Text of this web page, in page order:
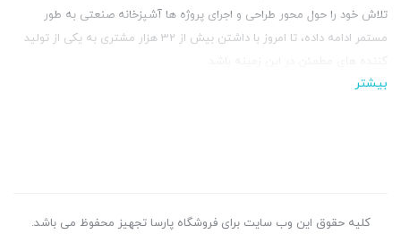
تلاش خود را حول محور طراحی و اجرای پروژه ها آشپزخانه صنعتی به طور
مستمر ادامه داده، تا امروز با داشتن بیش از 32 هزار مشتری به یکی از تولید
بیشتر
کلیه حقوق این وب سایت برای فروشگاه پارسا تجهیز محفوظ می باشد.